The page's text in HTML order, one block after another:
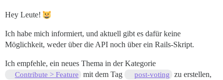
Hey Leute!
Ich habe mich informiert, und aktuell gibt es dafür keine
Möglichkeit, weder über die API noch über ein Rails-Skript.
Ich empfehle, ein neues Thema in der Kategorie
Contribute > Feature mit dem Tag post-voting
zu erstellen,